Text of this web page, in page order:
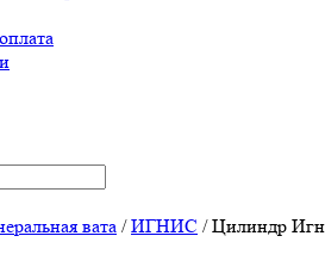
вата /ИГНИС /Цилиндр